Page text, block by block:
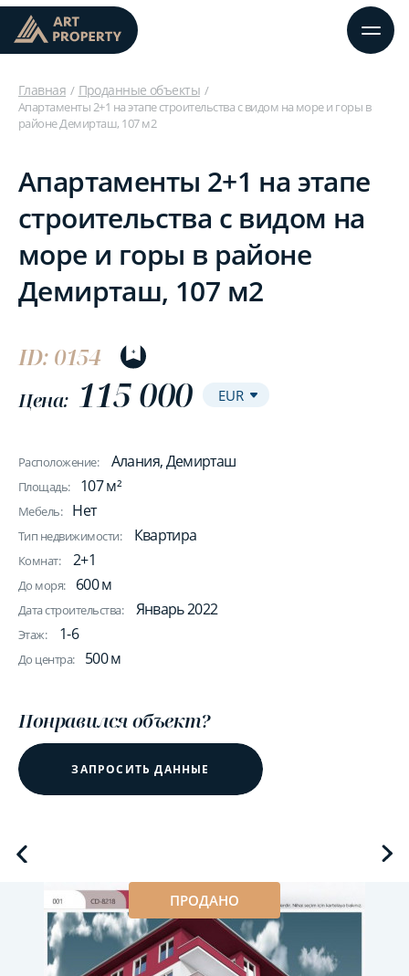
Главная Проданные объекты
Апартаменты 2+1 на этапе строительства с видом на море и горы в
районе Демирташ, 107 м2
Апартаменты 2+1 на этапе
строительства с видом на
море и горы в районе
Демирташ, 107 м2
ID: 0154
Цена: 115 000
Расположение: Алания, Демирташ
Площадь: 107 м²
Мебель: Нет
Тип недвижимости: Квартира
Комнат: 2+1
До моря: 600 м
Дата строительства: Январь 2022
Этаж: 1-6
До центра: 500 м
Понравился объект?
ЗАПРОСИТЬ ДАННЫЕ
ПРОДАНО